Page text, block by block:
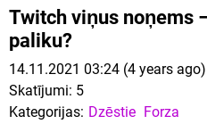
Twitch viņus noņems
paliku?
14.11.2021 03:24 (4 years ago)
Skatījumi: 5
Kategorijas: Dzēstie Forza